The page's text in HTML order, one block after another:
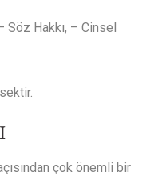
Söz Hakkı, – Cinsel
çok önemli bir